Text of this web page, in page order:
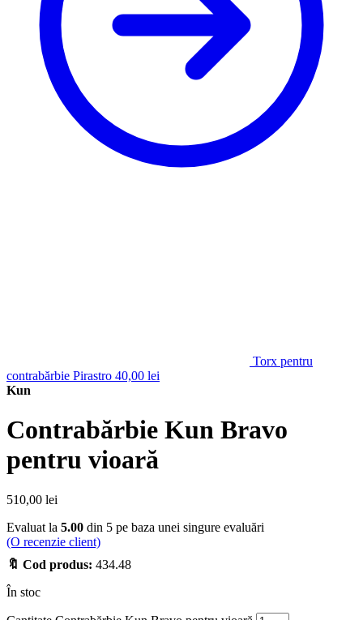
Torx pentru
contrabărbie Pirastro 40,00 lei
Kun
Contrabărbie Kun Bravo
pentru vioară
510,00 lei
Evaluat la 5.00 din 5 pe baza unei singure evaluări
(O recenzie client)
🔖 Cod produs: 434.48
În stoc